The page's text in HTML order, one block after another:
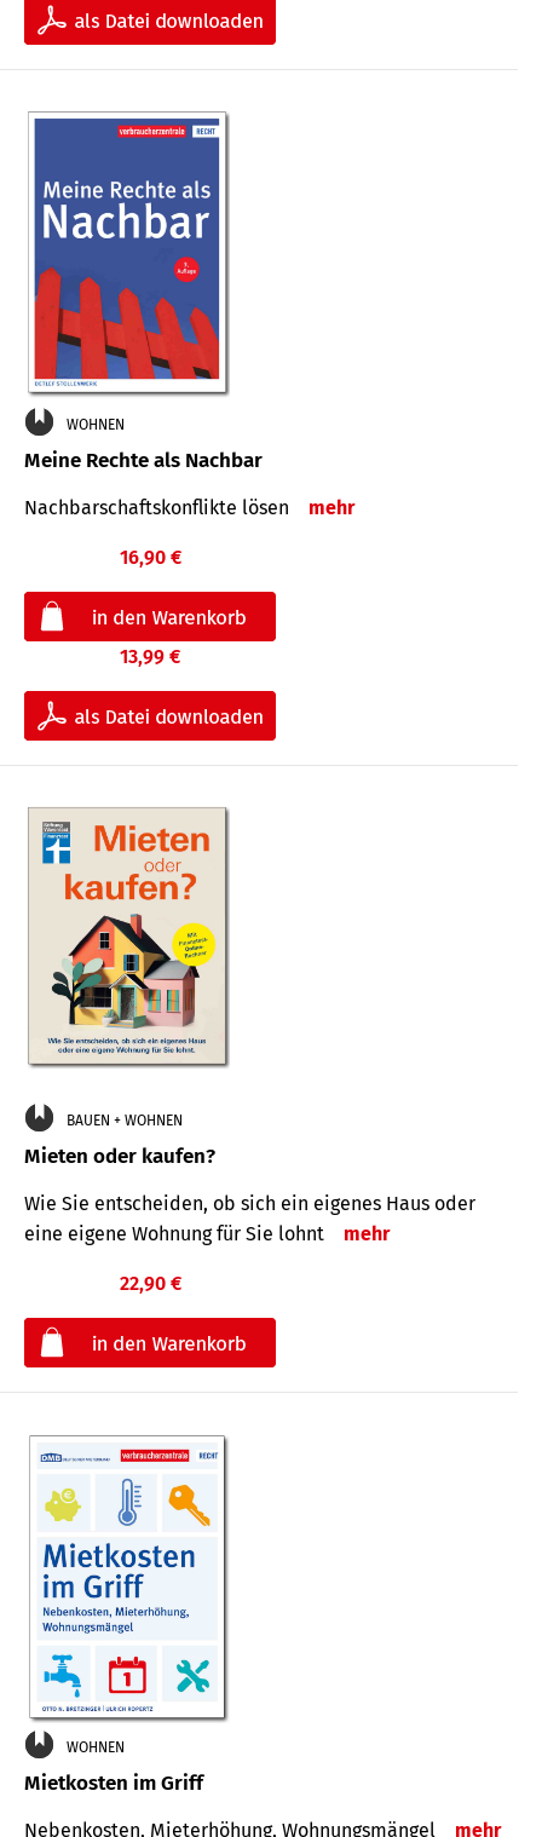
WOHNEN
Meine Rechte als Nachbar
Nach­bar­schafts­konflikte lösen mehr
16,90 €
13,99 €
BAUEN + WOHNEN
Mieten oder kaufen?
Wie Sie entscheiden, ob sich ein eigenes Haus oder
eine eigene Wohnung für Sie lohnt
mehr
22,90 €
WOHNEN
Mietkosten im Griff
Nebenkosten, Mieterhöhung, Wohnungsmängel mehr